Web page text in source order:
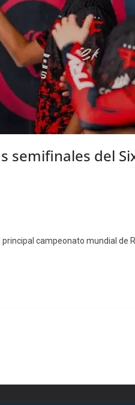
semifinales del
principal campeonato mundial de